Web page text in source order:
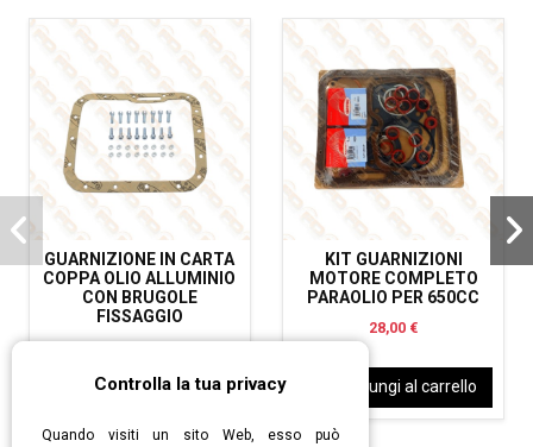
GUARNIZIONE IN CARTA
COPPA OLIO ALLUMINIO
CON BRUGOLE
FISSAGGIO
Aggiungi al carrello
KIT GUARNIZIONI
MOTORE COMPLETO
PARAOLIO PER 650CC
28,00 €
Aggiungi al carrello
Controlla la tua privacy
Quando visiti un sito Web, esso può